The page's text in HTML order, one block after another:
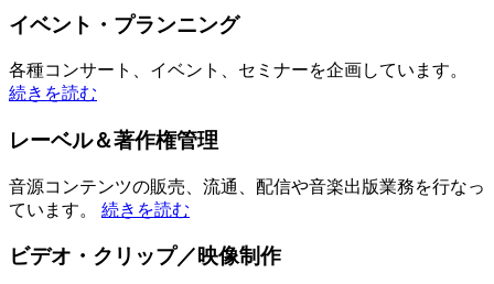
イベント・プランニング
各種コンサート、イベント、セミナーを企画しています。
続きを読む
レーベル＆著作権管理
音源コンテンツの販売、流通、配信や音楽出版業務を行なっ
ています。 続きを読む
ビデオ・クリップ／映像制作